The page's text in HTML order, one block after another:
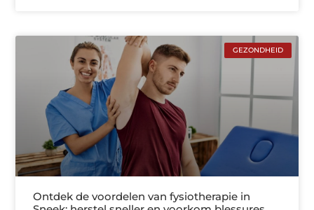
GEZONDHEID
Ontdek de voordelen van fysiotherapie in